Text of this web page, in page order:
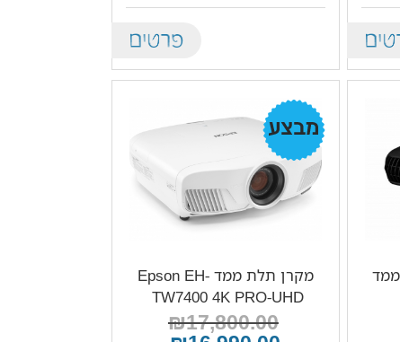
Details
מקרן תלת ממד Epson EH-
TW7400 4K PRO-UHD ‏
₪17,800.00